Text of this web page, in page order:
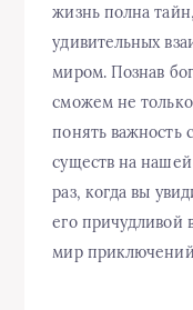
жизнь полна
удивительных
миром. Познав
сможем не
понять важность
существ на
раз, когда вы
его причудливой
мир